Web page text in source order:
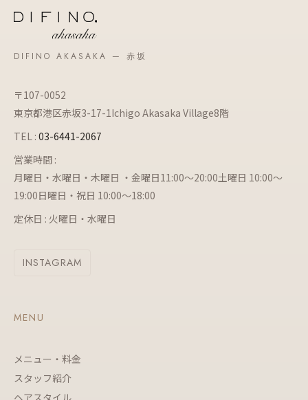
DIFINO AKASAKA — 赤坂
〒107-0052
東京都港区赤坂3-17-1Ichigo Akasaka Village8階
TEL : 03-6441-2067
営業時間 :
月曜日・水曜日・木曜日 ・金曜日11:00～20:00土曜日 10:00～
19:00日曜日・祝日 10:00～18:00
定休日 : 火曜日・水曜日
INSTAGRAM
MENU
メニュー・料金
スタッフ紹介
ヘアスタイル